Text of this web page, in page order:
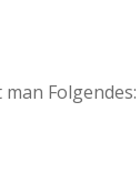
Folgendes: